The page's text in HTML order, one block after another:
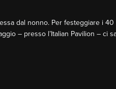
dal nonno. Per festeggiare i
– presso l’Italian Pavilion – ci